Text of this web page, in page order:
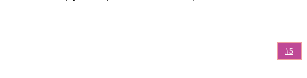
#5